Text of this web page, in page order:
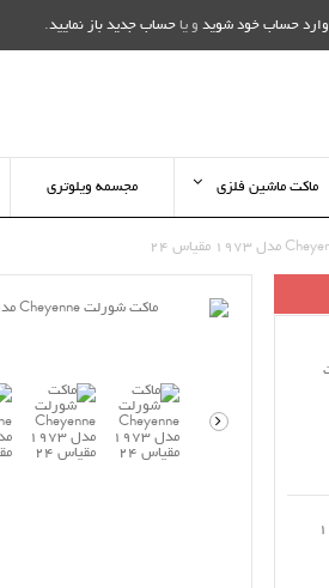
وارد حساب خود شوید و یا حساب جدید باز نمایید.
ماکت ماشین فلزی مجسمه ویلوتری